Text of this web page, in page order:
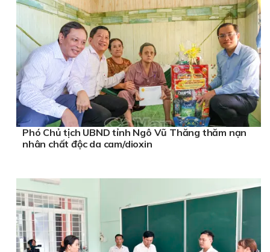
Phó Chủ tịch UBND tỉnh Ngô Vũ Thăng thăm nạn
nhân chất độc da cam/dioxin